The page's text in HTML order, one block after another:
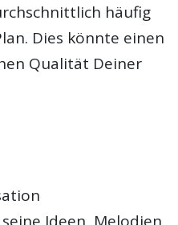
häufig
Dies könnte einen
Qualität Deiner